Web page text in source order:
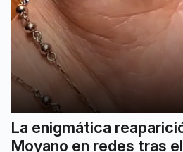
La enigmática
Moyano en redes tras